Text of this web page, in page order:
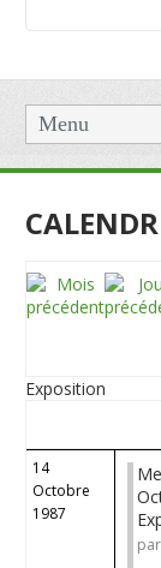
Menu
Exposition
14
Octobre
1987